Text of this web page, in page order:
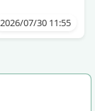
სახით)
2026/07/30 11:55